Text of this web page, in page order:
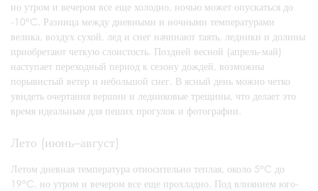
но утром и вечером все еще холодно, ночью может опускаться до
-10°C. Разница между дневными и ночными температурами
велика, воздух сухой, лед и снег начинают таять, ледники и долины
приобретают четкую слоистость. Поздней весной (апрель-май)
наступает переходный период к сезону дождей, возможны
порывистый ветер и небольшой снег. В ясный день можно четко
увидеть очертания вершин и ледниковые трещины, что делает это
время идеальным для пеших прогулок и фотографии.
Лето (июнь–август)
Летом дневная температура относительно теплая, около 5°C до
19°C, но утром и вечером все еще прохладно. Под влиянием юго-